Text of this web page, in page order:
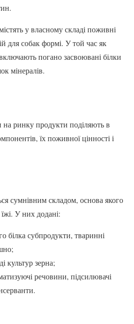
у власному складі поживні
для собак формі. У той час як
погано засвоювані білки
мінералів.
на ринку продукти поділяють в
їх поживної цінності і
сумнівним складом, основа якого
У них додані:
білка субпродукти, тваринні
культур зерна;
речовини, підсилювачі